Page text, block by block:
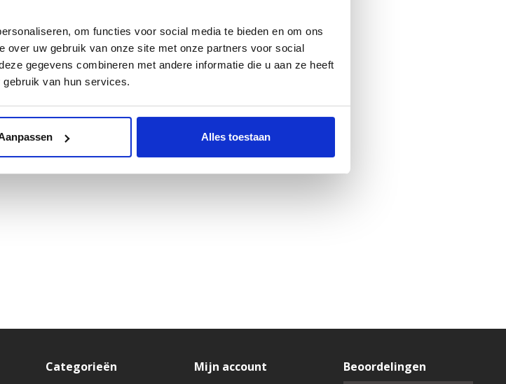
om functies voor social media te bieden en om ons
over uw gebruik van onze site met onze partners voor social
gegevens combineren met andere informatie die u aan ze heeft
van hun services.
Alles toestaan
Categorieën Mijn account Beoordelingen